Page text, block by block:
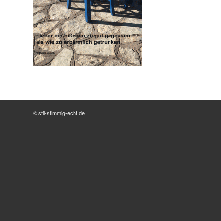
© stil-stimmig-echt.de